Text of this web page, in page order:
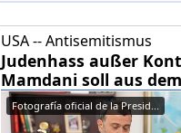
USA -- Antisemitismus
Judenhass außer
Mamdani soll aus
Fotografía oficial de la Presid...